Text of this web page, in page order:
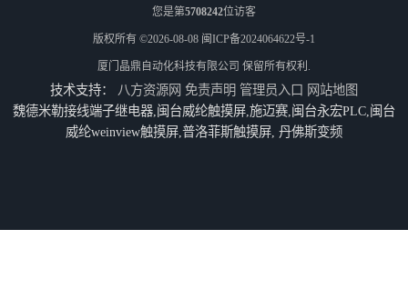
您是第5708242位访客
版权所有 ©2026-08-08 闽ICP备2024064622号-1
厦门晶鼎自动化科技有限公司 保留所有权利.
技术支持： 八方资源网 免责声明 管理员入口 网站地图
魏德米勒接线端子继电器,闽台威纶触摸屏,施迈赛,闽台永宏PLC,闽台
威纶weinview触摸屏,普洛菲斯触摸屏, 丹佛斯变频